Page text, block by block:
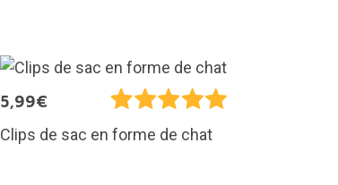
5,99€
Clips de sac en forme de chat